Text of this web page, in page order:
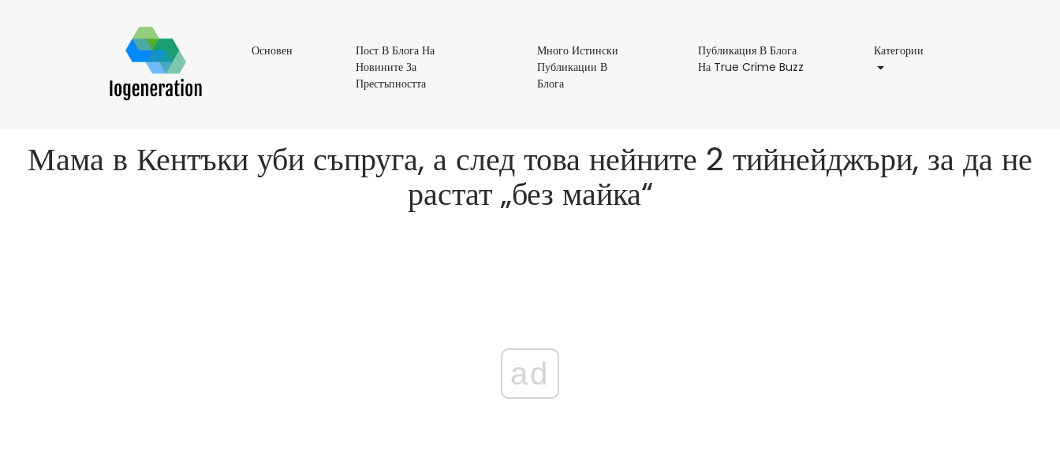
ОсновенОсновен
Пост В Блога На
Новините За
ПрестъпносттаПост
За
Много Истински
Публикации В
БлогаМного
Публикация В Блога
На True Crime Buzz
Crime
Buzz
Категории
Мама в Кентъки уби съпруга, а след това нейните 2 тийнейджъри, за да не
растат „без майка“
ad